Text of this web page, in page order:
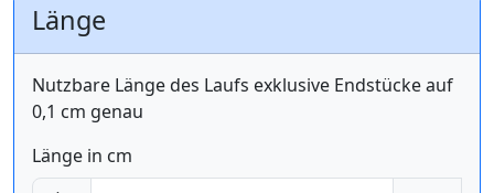
Länge
Nutzbare Länge des Laufs exklusive Endstücke auf
0,1 cm genau
Länge in cm